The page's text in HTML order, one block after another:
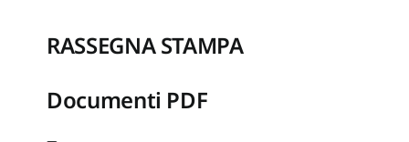
RASSEGNA STAMPA
Documenti PDF